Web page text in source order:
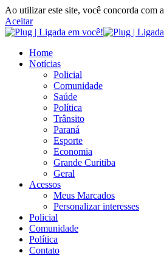
Ao utilizar este site, você concorda com a
Aceitar
Home
Notícias
Policial
Comunidade
Saúde
Política
Trânsito
Paraná
Esporte
Economia
Grande Curitiba
Geral
Acessos
Meus Marcados
Personalizar interesses
Policial
Comunidade
Política
Contato